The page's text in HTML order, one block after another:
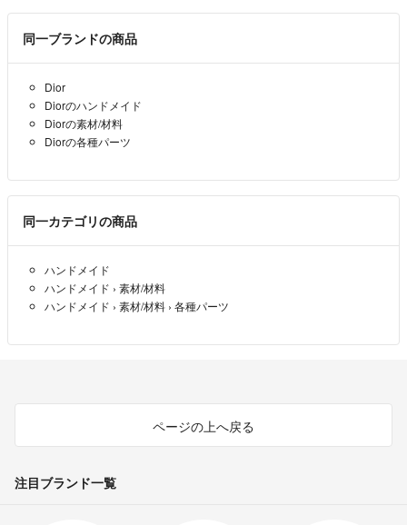
同一ブランドの商品
Dior
Diorのハンドメイド
Diorの素材/材料
Diorの各種パーツ
同一カテゴリの商品
ハンドメイド
ハンドメイド › 素材/材料
ハンドメイド › 素材/材料 › 各種パーツ
ページの上へ戻る
注目ブランド一覧